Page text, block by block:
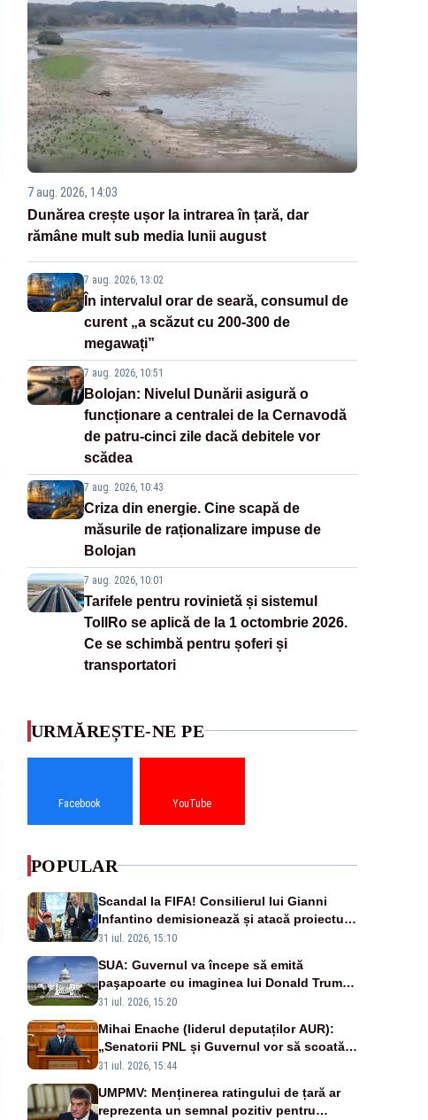
7 aug. 2026, 14:03
Dunărea crește ușor la intrarea în țară, dar
rămâne mult sub media lunii august
7 aug. 2026, 13:02
În intervalul orar de seară, consumul de
curent „a scăzut cu 200-300 de
megawați”
7 aug. 2026, 10:51
Bolojan: Nivelul Dunării asigură o
funcționare a centralei de la Cernavodă
de patru-cinci zile dacă debitele vor
scădea
7 aug. 2026, 10:43
Criza din energie. Cine scapă de
măsurile de raționalizare impuse de
Bolojan
7 aug. 2026, 10:01
Tarifele pentru rovinietă și sistemul
TollRo se aplică de la 1 octombrie 2026.
Ce se schimbă pentru șoferi și
transportatori
URMĂREȘTE-NE PE
Facebook YouTube
POPULAR
Scandal la FIFA! Consilierul lui Gianni
Infantino demisionează și atacă proiectul
privind investitorii străini
31 iul. 2026, 15:10
SUA: Guvernul va începe să emită
paşapoarte cu imaginea lui Donald Trump
începând cu 8 august
31 iul. 2026, 15:20
Mihai Enache (liderul deputaților AUR):
„Senatorii PNL și Guvernul vor să scoată
la vânzare bunuri publice pentru a stinge
31 iul. 2026, 15:44
UMPMV: Menținerea ratingului de țară ar
reprezenta un semnal pozitiv pentru